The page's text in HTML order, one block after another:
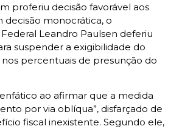
proferiu decisão favorável aos
decisão monocrática, o
Leandro Paulsen deferiu
suspender a exigibilidade do
percentuais de presunção do
ao afirmar que a medida
por via oblíqua”, disfarçado de
fiscal inexistente. Segundo ele,